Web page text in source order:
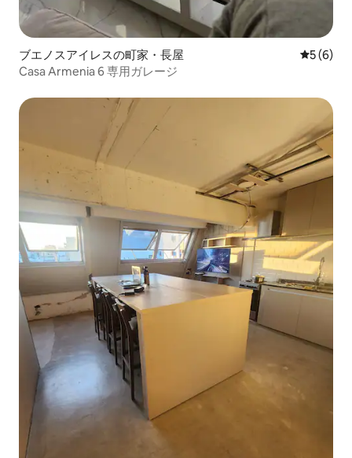
ブエノスアイレスの町家・長屋 レビュー
5 (6)
Casa Armenia 6 専用ガレージ